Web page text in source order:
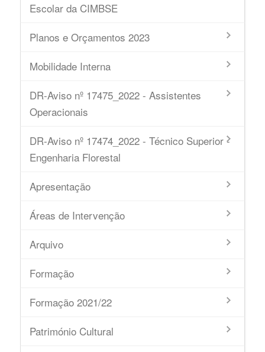
Escolar da CIMBSE
Planos e Orçamentos 2023
Mobilidade Interna
DR-Aviso nº 17475_2022 - Assistentes
Operacionais
DR-Aviso nº 17474_2022 - Técnico Superior -
Engenharia Florestal
Apresentação
Áreas de Intervenção
Arquivo
Formação
Formação 2021/22
Património Cultural